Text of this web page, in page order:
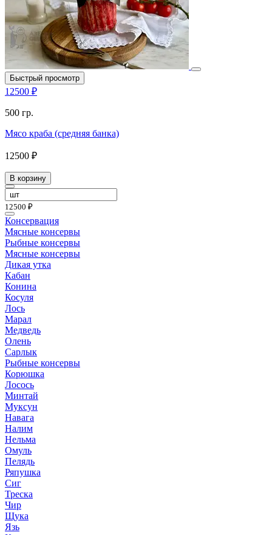
Быстрый просмотр
12500 ₽
500 гр.
Мясо краба (средняя банка)
12500 ₽
В корзину
12500 ₽
Консервация
Мясные консервы
Рыбные консервы
Мясные консервы
Дикая утка
Кабан
Конина
Косуля
Лось
Марал
Медведь
Олень
Сарлык
Рыбные консервы
Корюшка
Лосось
Минтай
Муксун
Навага
Налим
Нельма
Омуль
Пелядь
Ряпушка
Сиг
Треска
Чир
Щука
Язь